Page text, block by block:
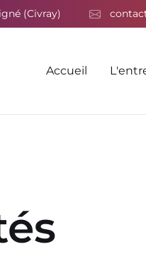
(Civray)
Accueil